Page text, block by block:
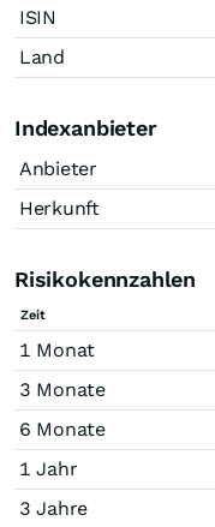
ISIN
Land
Indexanbieter
Anbieter
Herkunft
Risikokennzahlen
Zeit
1 Monat
3 Monate
6 Monate
1 Jahr
3 Jahre